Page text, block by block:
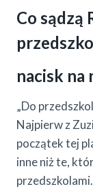
Co sądzą
nacisk na
„Do
Najpierw z
początek tej
inne niż te,